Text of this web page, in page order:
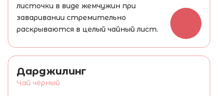
листочки в виде жемчужин при
заваривании стремительно
раскрываются в целый чайный лист.
Этот чай следует заваривать
несколько раз.
Дарджилинг
Чай чёрный